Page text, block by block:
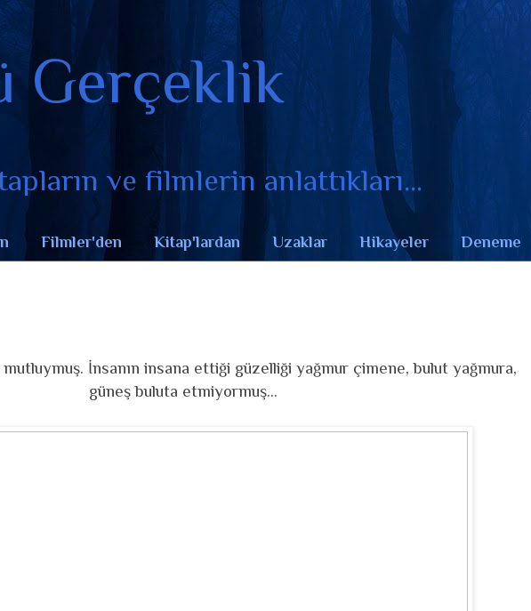
Gerçeklik
ve filmlerin anlattıkları...
Filmler'den Kitap'lardan Uzaklar Hikayeler Deneme
İnsanın insana ettiği güzelliği yağmur çimene, bulut yağmura,
güneş buluta etmiyormuş...